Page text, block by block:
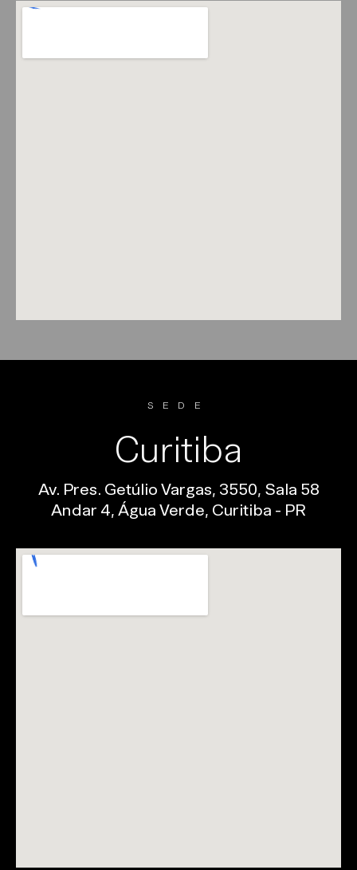
SEDE
Curitiba
Av. Pres. Getúlio Vargas, 3550, Sala 58
Andar 4, Água Verde, Curitiba - PR